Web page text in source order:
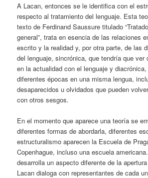
A Lacan, entonces se le identifica con el
respecto al tratamiento del lenguaje. Esta
texto de Ferdinand Saussure titulado
general”, trata en esencia de las relaciones
escrito y la realidad y, por otra parte, de las
del lenguaje, sincrónica, que tendría que ver
en la actualidad con el lenguaje y
diferentes épocas en una misma lengua,
desaparecidos u olvidados que pueden
con otros sesgos.
En el momento que aparece una teoría se
diferentes formas de abordarla, diferentes
estructuralismo aparecen la Escuela de
Copenhague, incluso una escuela
desarrolla un aspecto diferente de la
Lacan dialoga con representantes de cada